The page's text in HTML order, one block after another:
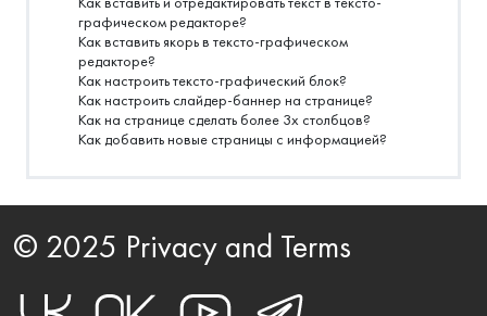
графическом редакторе?
Как вставить якорь в тексто-графическом
редакторе?
Как настроить тексто-графический блок?
Как настроить слайдер-баннер на странице?
Как на странице сделать более 3х столбцов?
Как добавить новые страницы с информацией?
© 2025 Privacy and Terms